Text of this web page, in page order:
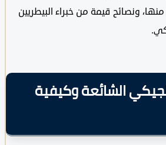
ونصائح قيمة من خبراء البيطريين
الشائعة وكيفية